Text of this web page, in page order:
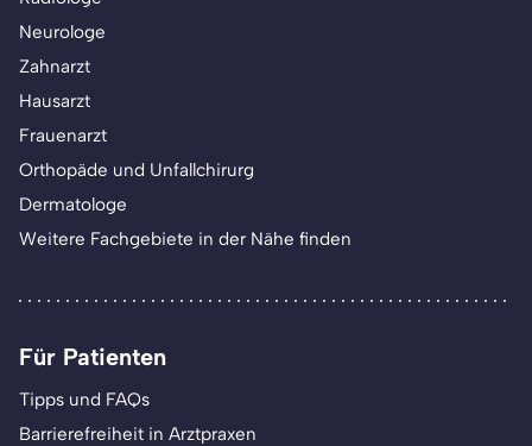
Neurologe
Zahnarzt
Hausarzt
Frauenarzt
Orthopäde und Unfallchirurg
Dermatologe
Weitere Fachgebiete in der Nähe finden
Für Patienten
Tipps und FAQs
Barrierefreiheit in Arztpraxen